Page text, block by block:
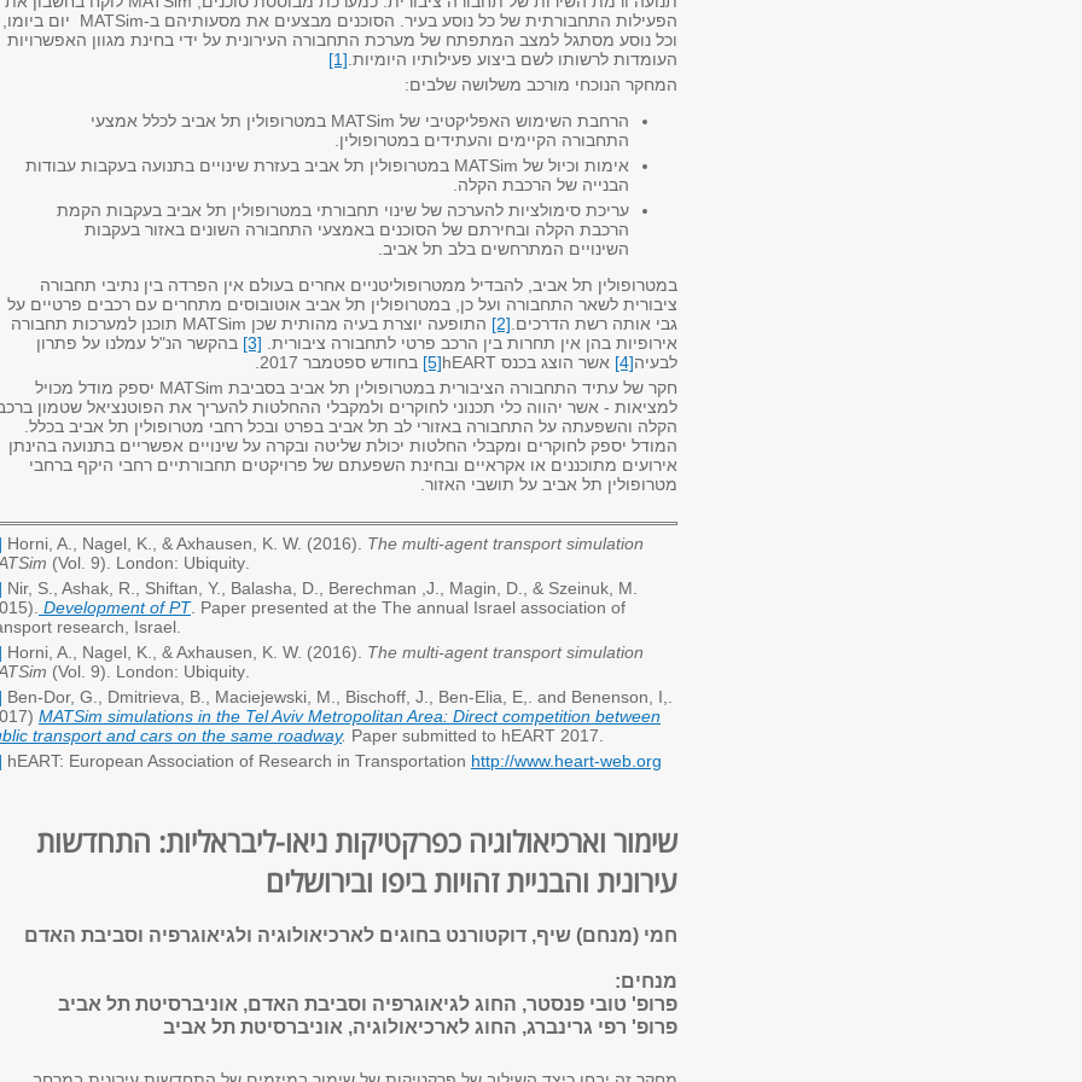
הפעילות התחבורתית של כל נוסע בעיר. הסוכנים מבצעים את מסעותיהם ב-MATSim
יום ביומו,
וכל נוסע מסתגל למצב המתפתח של מערכת התחבורה העירונית על ידי בחינת מגוון האפשרויות
העומדות לרשותו לשם ביצוע פעילותיו היומיות. [1]
המחקר הנוכחי מורכב משלושה שלבים:
הרחבת השימוש האפליקטיבי של MATSim במטרופולין תל אביב לכלל אמצעי
התחבורה הקיימים והעתידים במטרופולין.
אימות וכיול של MATSim במטרופולין תל אביב בעזרת שינויים בתנועה בעקבות עבודות
הבנייה של הרכבת הקלה.
עריכת סימולציות להערכה של שינוי תחבורתי במטרופולין תל אביב בעקבות הקמת
הרכבת הקלה ובחירתם של הסוכנים באמצעי התחבורה השונים באזור בעקבות
השינויים המתרחשים בלב תל אביב.
במטרופולין תל אביב, להבדיל ממטרופוליטניים אחרים בעולם אין הפרדה בין נתיבי תחבורה
ציבורית לשאר התחבורה ועל כן, במטרופולין תל אביב אוטובוסים מתחרים עם רכבים פרטיים על
גבי אותה רשת הדרכים. [2] התופעה יוצרת בעיה מהותית שכן MATSim תוכנן למערכות תחבורה
אירופיות בהן אין תחרות בין הרכב פרטי לתחבורה ציבורית. [3] בהקשר הנ"ל עמלנו על פתרון
לבעיה[4] אשר הוצג בכנס hEART
[5] בחודש ספטמבר 2017.
חקר של עתיד התחבורה הציבורית במטרופולין תל אביב בסביבת MATSim יספק מודל מכויל
למציאות - אשר יהווה כלי תכנוני לחוקרים ולמקבלי ההחלטות להעריך את הפוטנציאל שטמון
הקלה והשפעתה על התחבורה באזורי לב תל אביב בפרט ובכל רחבי מטרופולין תל אביב בכלל.
המודל יספק לחוקרים ומקבלי החלטות יכולת שליטה ובקרה על שינויים אפשריים בתנועה בהינתן
אירועים מתוכננים או אקראיים ובחינת השפעתם של פרויקטים תחבורתיים רחבי היקף ברחבי
מטרופולין תל אביב על תושבי האזור.
Horni, A., Nagel, K., & Axhausen, K. W. (2016). The multi-agent transport simulation
(Vol. 9). London: Ubiquity
Nir, S., Ashak, R., Shiftan, Y., Balasha, D., Berechman J., Magin, D., & Szeinuk, M.
Development of PT. Paper presented at the The annual Israel association of
research, Israel.
Horni, A., Nagel, K., & Axhausen, K. W. (2016). The multi-agent transport simulation
(Vol. 9). London: Ubiquity
Ben-Dor, G., Dmitrieva, B., Maciejewski, M., Bischoff, J., Ben-Elia, E,. and Benenson, I,.
MATSim simulations in the Tel Aviv Metropolitan Area: Direct competition between
transport and cars on the same roadway. Paper submitted to hEART 2017.
hEART: European Association of Research in Transportation http://www.heart-web.org
שימור וארכיאולוגיה כפרקטיקות ניאו-ליבראליות: התחדשות
עירונית והבניית זהויות ביפו ובירושלים
חמי (מנחם) שיף, דוקטורנט בחוגים לארכיאולוגיה ולגיאוגרפיה וסביבת האדם
מנחים:
פרופ' טובי פנסטר, החוג לגיאוגרפיה וסביבת האדם, אוניברסיטת תל אביב
פרופ' רפי גרינברג, החוג לארכיאולוגיה, אוניברסיטת תל אביב